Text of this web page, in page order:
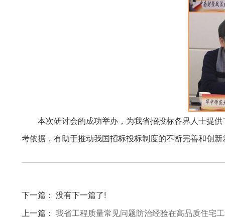
本次研讨会的成功举办，为我省招投标各界人士提
考依据，有助于推动我国招标投标制度的不断完善和创
下一篇： 没有下一篇了!
上一篇： 我省工程质量常见问题防治经验在高品质住宅